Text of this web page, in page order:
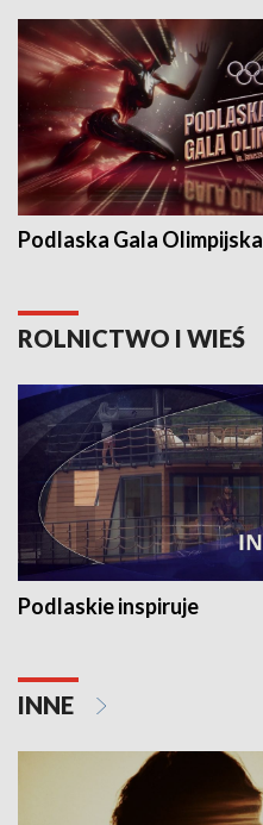
Podlaska Gala Olimpijska
ROLNICTWO I WIEŚ
Podlaskie inspiruje
INNE